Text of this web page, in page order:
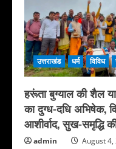
उत्तराखंड धर्म विविध
हरूंता बुग्याल की शैल
का दुग्ध-दधि अभिषेक,
आशीर्वाद, सुख-समृद्धि
admin August 4,